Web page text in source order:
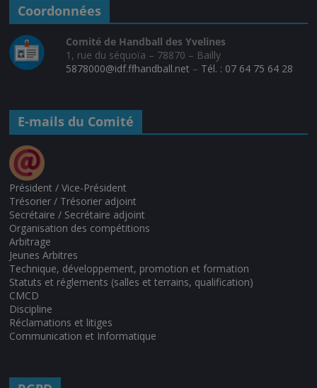
Coordonnées
Comité de Handball des Yvelines
1, rue du séquoïa – 78870 – Bailly
5878000@idf.ffhandball.net – Tél. : 07 64 75 64 28
E-mails du Comité
Président / Vice-Président
Trésorier / Trésorier adjoint
Secrétaire / Secrétaire adjoint
Organisation des compétitions
Arbitrage
Jeunes Arbitres
Technique, développement, promotion et formation
Statuts et réglements (salles et terrains, qualification)
CMCD
Discipline
Réclamations et litiges
Communication et Informatique